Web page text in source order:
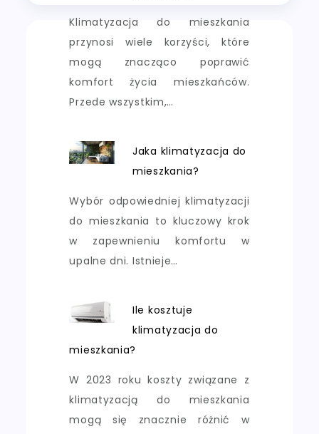
Klimatyzacja do mieszkania
przynosi wiele korzyści, które
mogą znacząco poprawić
komfort życia mieszkańców.
Przede wszystkim,…
Jaka klimatyzacja do
mieszkania?
Wybór odpowiedniej klimatyzacji
do mieszkania to kluczowy krok
w zapewnieniu komfortu w
upalne dni. Istnieje…
Ile kosztuje
klimatyzacja do
mieszkania?
W 2023 roku koszty związane z
klimatyzacją do mieszkania
mogą się znacznie różnić w